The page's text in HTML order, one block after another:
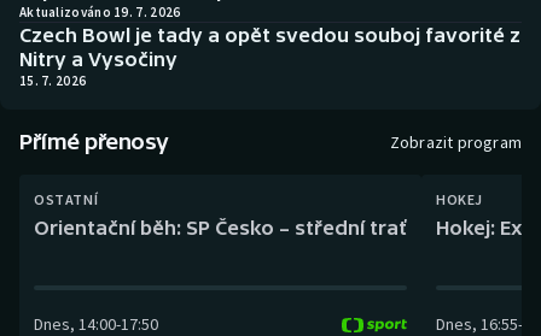
Boby a skeleton
Box
Curling
Dostihy
AZ kvíz
Aktualizováno 19. 7. 2026
Czech Bowl je tady a opět svedou souboj favorité z
Nitry a Vysočiny
15. 7. 2026
Přímé přenosy Zobrazit program
OSTATNÍ
Orientační běh: SP Česko – střední trať
Dnes, 14:00-17:50
HOKEJ
Hokej:
Dnes, 16:55-